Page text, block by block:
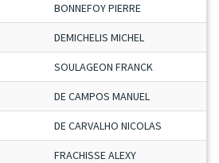
BONNEFOY PIERRE
DEMICHELIS MICHEL
SOULAGEON FRANCK
DE CAMPOS MANUEL
DE CARVALHO NICOLAS
FRACHISSE ALEXY